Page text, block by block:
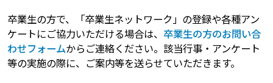
卒業生の方で、「卒業生ネットワーク」の登録や各種アン
ケートにご協力いただける場合は、 卒業生の方のお問い合
わせフォームからご連絡ください。該当行事・アンケート
等の実施の際に、ご案内等を送らせていただきます。